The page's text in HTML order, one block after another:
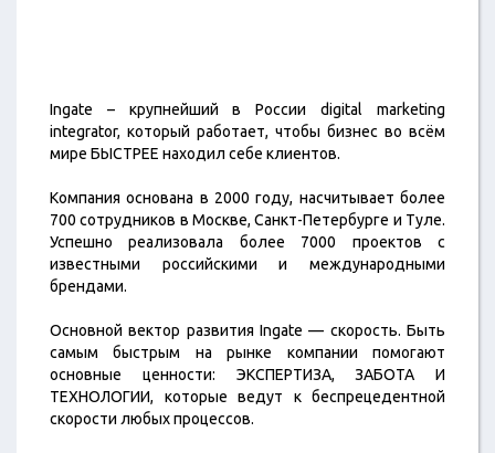
Ingate – крупнейший в России digital marketing
integrator, который работает, чтобы бизнес во всём
мире БЫСТРЕЕ находил себе клиентов.
Компания основана в 2000 году, насчитывает более
700 сотрудников в Москве, Санкт-Петербурге и Туле.
Успешно реализовала более 7000 проектов с
известными российскими и международными
брендами.
Основной вектор развития Ingate — скорость. Быть
самым быстрым на рынке компании помогают
основные ценности: ЭКСПЕРТИЗА, ЗАБОТА И
ТЕХНОЛОГИИ, которые ведут к беспрецедентной
скорости любых процессов.